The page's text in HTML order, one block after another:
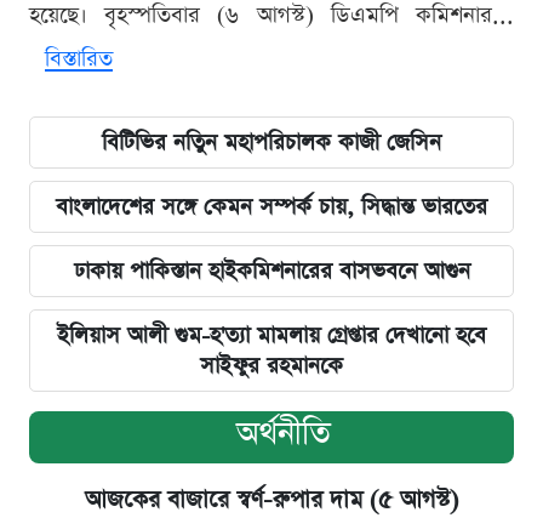
হয়েছে। বৃহস্পতিবার (৬ আগস্ট) ডিএমপি কমিশনার...
বিস্তারিত
বিটিভির নতিুন মহাপরিচালক কাজী জেসিন
বাংলাদেশের সঙ্গে কেমন সম্পর্ক চায়, সিদ্ধান্ত ভারতের
ঢাকায় পাকিস্তান হাইকমিশনারের বাসভবনে আগুন
ইলিয়াস আলী গুম-হ'ত্যা মামলায় গ্রেপ্তার দেখানো হবে
সাইফুর রহমানকে
অর্থনীতি
আজকের বাজারে স্বর্ণ-রুপার দাম (৫ আগস্ট)